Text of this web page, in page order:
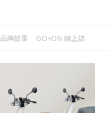
品牌故事 GO+ON 線上誌